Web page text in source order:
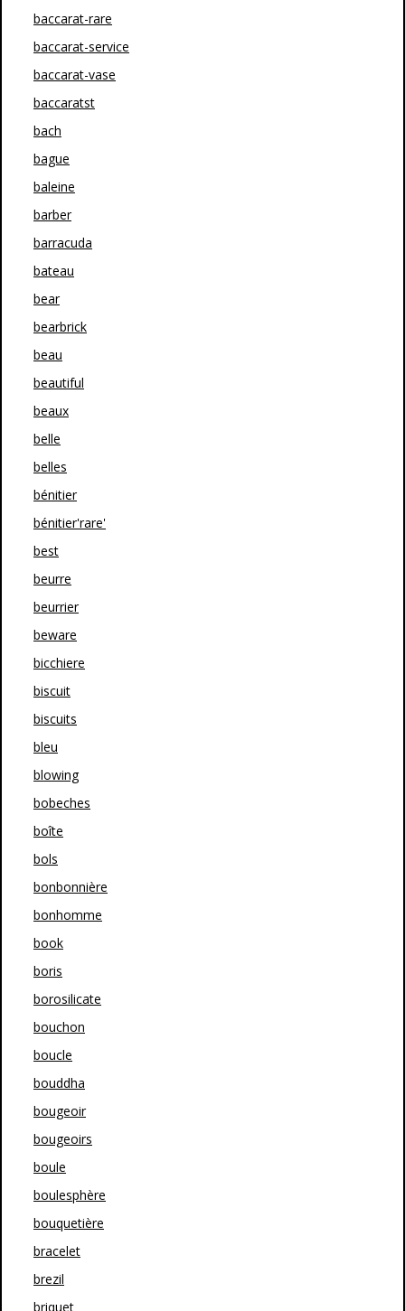
baccarat-rare
baccarat-service
baccarat-vase
baccaratst
bach
bague
baleine
barber
barracuda
bateau
bear
bearbrick
beau
beautiful
beaux
belle
belles
bénitier
bénitier'rare'
best
beurre
beurrier
beware
bicchiere
biscuit
biscuits
bleu
blowing
bobeches
boîte
bols
bonbonnière
bonhomme
book
boris
borosilicate
bouchon
boucle
bouddha
bougeoir
bougeoirs
boule
boulesphère
bouquetière
bracelet
brezil
briquet